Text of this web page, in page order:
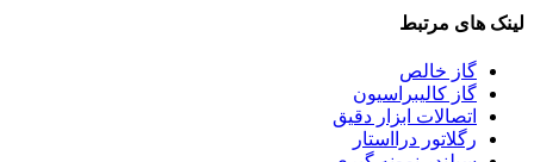
لینک های مرتبط
گاز خالص
گاز کالیبراسیون
اتصالات ابزار دقیق
رگلاتور درااستار